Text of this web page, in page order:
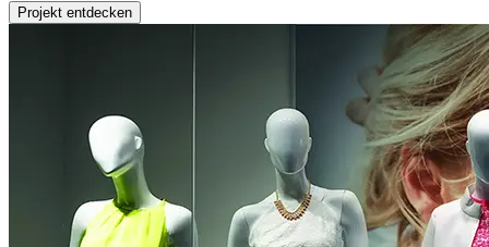
Projekt entdecken